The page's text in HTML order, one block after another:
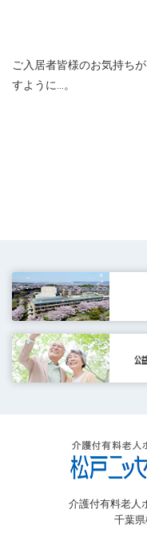
ご入居者皆様のお気持ち
すように…。
介護付有料老人
千葉